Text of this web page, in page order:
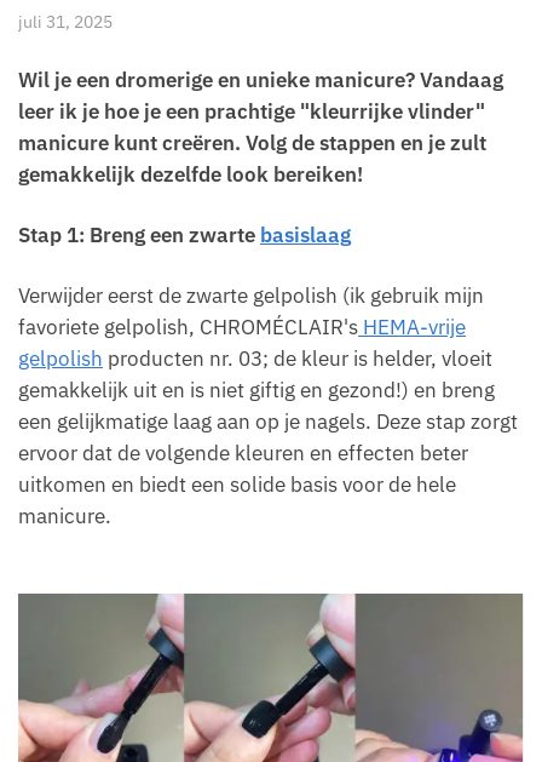
juli 31, 2025
Wil je een dromerige en unieke manicure? Vandaag
leer ik je hoe je een prachtige "kleurrijke vlinder"
manicure kunt creëren. Volg de stappen en je zult
gemakkelijk dezelfde look bereiken!
Stap 1: Breng een zwarte basislaag
Verwijder eerst de zwarte gelpolish (ik gebruik mijn
favoriete gelpolish, CHROMÉCLAIR's HEMA-vrije
gelpolish producten nr. 03; de kleur is helder, vloeit
gemakkelijk uit en is niet giftig en gezond!) en breng
een gelijkmatige laag aan op je nagels. Deze stap zorgt
ervoor dat de volgende kleuren en effecten beter
uitkomen en biedt een solide basis voor de hele
manicure.